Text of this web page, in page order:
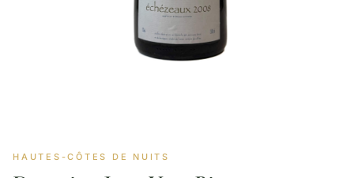
HAUTES-CÔTES DE NUITS